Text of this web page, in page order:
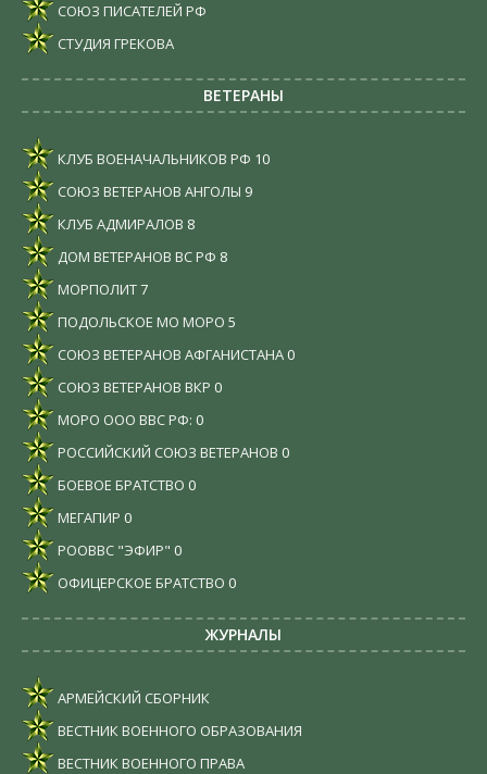
СОЮЗ ПИСАТЕЛЕЙ РФ
СТУДИЯ ГРЕКОВА
ВЕТЕРАНЫ
КЛУБ ВОЕНАЧАЛЬНИКОВ РФ 10
СОЮЗ ВЕТЕРАНОВ АНГОЛЫ 9
КЛУБ АДМИРАЛОВ 8
ДОМ ВЕТЕРАНОВ ВС РФ 8
МОРПОЛИТ7
ПОДОЛЬСКОЕ МО МОРО 5
СОЮЗ ВЕТЕРАНОВ АФГАНИСТАНА 0
СОЮЗ ВЕТЕРАНОВ ВКР 0
МОРО ООО ВВС РФ: 0
РОССИЙСКИЙ СОЮЗ ВЕТЕРАНОВ 0
БОЕВОЕ БРАТСТВО 0
МЕГАПИР 0
РООВВС "ЭФИР" 0
ОФИЦЕРСКОЕ БРАТСТВО 0
ЖУРНАЛЫ
АРМЕЙСКИЙ СБОРНИК
ВЕСТНИК ВОЕННОГО ОБРАЗОВАНИЯ
ВЕСТНИК ВОЕННОГО ПРАВА